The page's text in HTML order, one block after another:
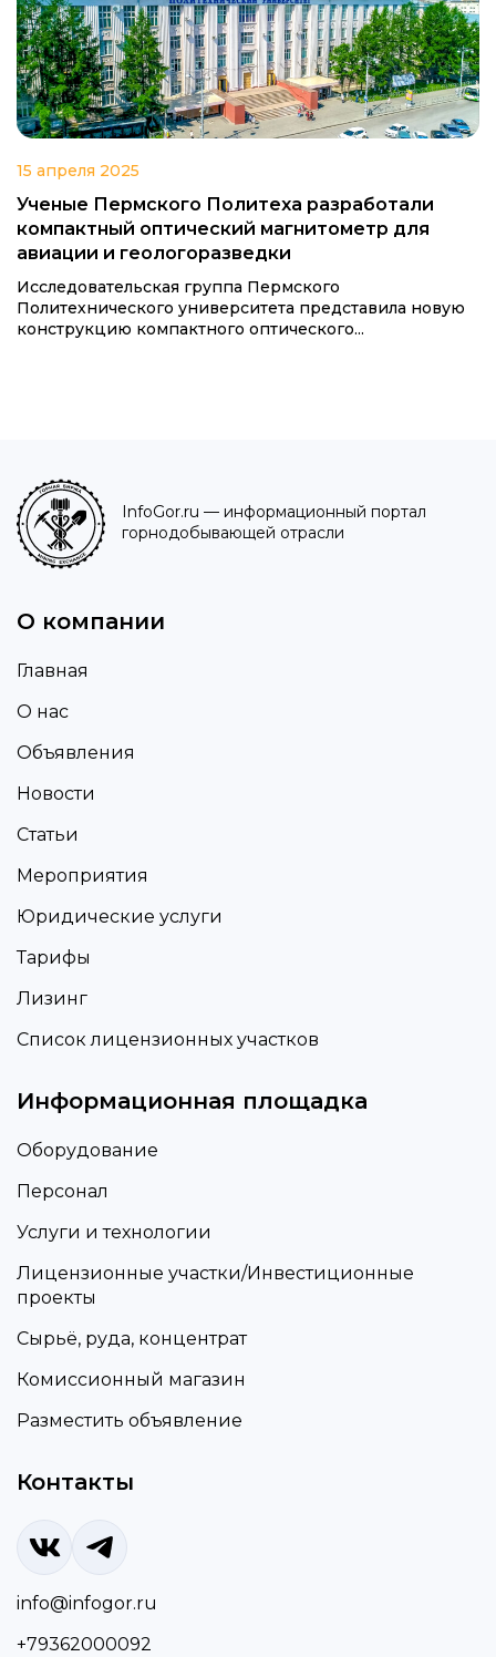
15 апреля 2025
Ученые Пермского Политеха разработали
компактный оптический магнитометр для
авиации и геологоразведки
Исследовательская группа Пермского
Политехнического университета представила новую
конструкцию компактного оптического...
InfoGor.ru — информационный портал
горнодобывающей отрасли
О компании
Главная
О нас
Объявления
Новости
Статьи
Мероприятия
Юридические услуги
Тарифы
Лизинг
Список лицензионных участков
Информационная площадка
Оборудование
Персонал
Услуги и технологии
Лицензионные участки/Инвестиционные
проекты
Сырьё, руда, концентрат
Комиссионный магазин
Разместить объявление
Контакты
info@infogor.ru
+79362000092